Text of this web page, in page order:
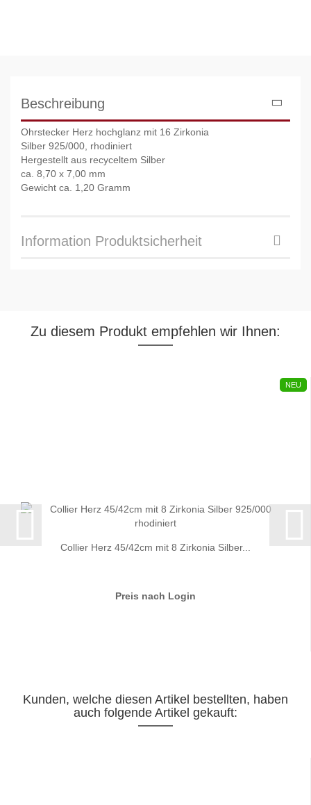
Beschreibung
Ohrstecker Herz hochglanz mit 16 Zirkonia
Silber 925/000, rhodiniert
Hergestellt aus recyceltem Silber
ca. 8,70 x 7,00 mm
Gewicht ca. 1,20 Gramm
Information Produktsicherheit
Zu diesem Produkt empfehlen wir Ihnen:
NEU
Collier Herz 45/42cm mit 8 Zirkonia Silber...
Preis nach Login
Kunden, welche diesen Artikel bestellten, haben
auch folgende Artikel gekauft: